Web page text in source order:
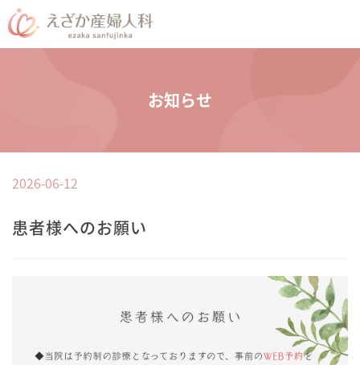
お知らせ
2026-06-12
患者様へのお願い